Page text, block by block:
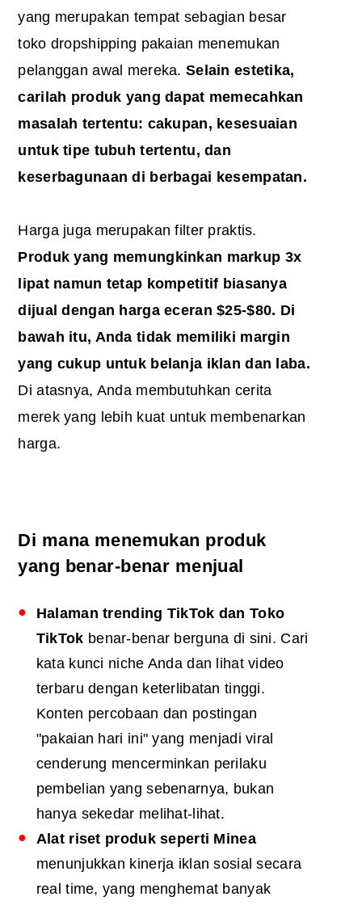
yang merupakan tempat sebagian besar
toko dropshipping pakaian menemukan
pelanggan awal mereka.Selain estetika,
carilah produk yang dapat memecahkan
masalah tertentu: cakupan, kesesuaian
untuk tipe tubuh tertentu, dan
keserbagunaan di berbagai kesempatan.
Harga juga merupakan filter praktis.
Produk yang memungkinkan markup 3x
lipat namun tetap kompetitif biasanya
dijual dengan harga eceran $25-$80. Di
bawah itu, Anda tidak memiliki margin
yang cukup untuk belanja iklan dan laba.
Di atasnya, Anda membutuhkan cerita
merek yang lebih kuat untuk membenarkan
harga.
Di mana menemukan produk
yang benar-benar menjual
Halaman trending TikTok dan Toko
TikTok benar-benar berguna di sini. Cari
kata kunci niche Anda dan lihat video
terbaru dengan keterlibatan tinggi.
Konten percobaan dan postingan
"pakaian hari ini" yang menjadi viral
cenderung mencerminkan perilaku
pembelian yang sebenarnya, bukan
hanya sekedar melihat-lihat.
Alat riset produk seperti Minea
menunjukkan kinerja iklan sosial secara
real time, yang menghemat banyak